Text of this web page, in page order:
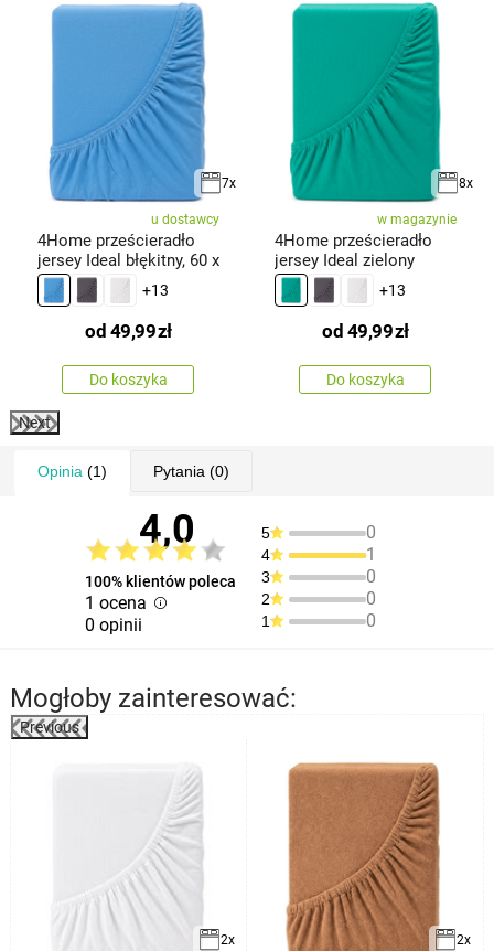
7x
u dostawcy
4Home prześcieradło
jersey Ideal błękitny, 60 x
+13
od 49,99zł
Do koszyka
8x
w magazynie
4Home prześcieradło
jersey Ideal zielony
+13
od 49,99zł
Do koszyka
Next
Opinia (1) Pytania (0)
4,0
100% klientów poleca
1 ocena
0 opinii
5 0
4 1
3 0
2 0
1 0
Mogłoby zainteresować:
Previous
2x 2x